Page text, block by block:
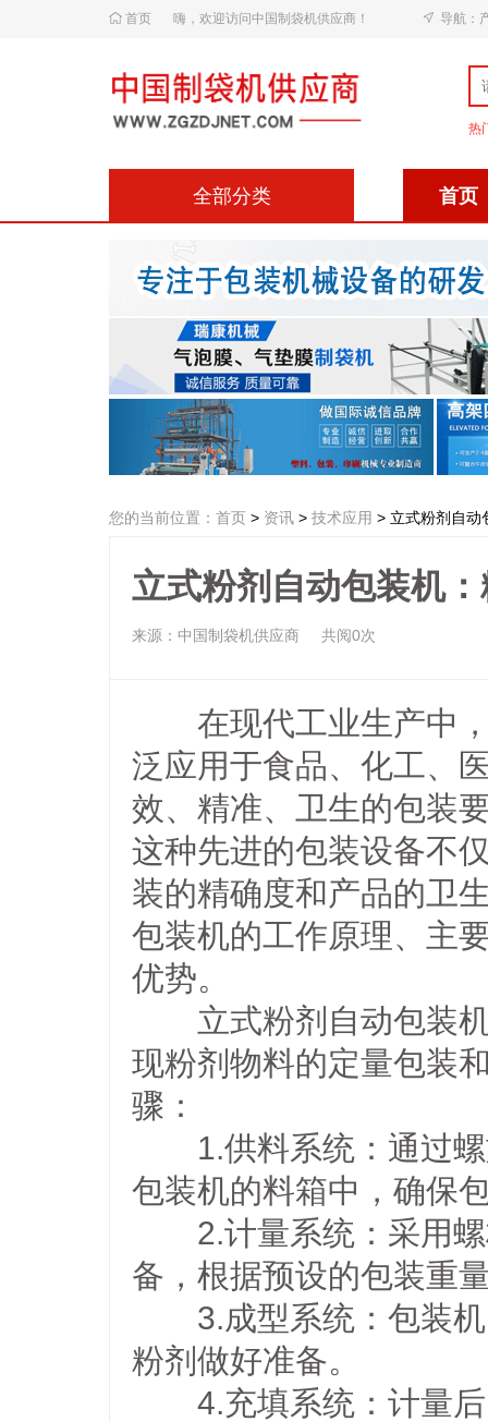
首页 嗨，欢迎访问中国制袋机供应商！ 导航：
热
全部分类 首页
您的当前位置： 首页 > 资讯 > 技术应用 > 立式粉剂自动
立式粉剂自动包装机
来源：中国制袋机供应商 共阅0次
在现代工业生产中，
泛应用于食品、化工、
效、精准、卫生的包装
这种先进的包装设备不
装的精确度和产品的卫
包装机的工作原理、主
优势。
立式粉剂自动包装机
现粉剂物料的定量包装
骤：
1.供料系统：通过螺
包装机的料箱中，确保
2.计量系统：采用螺
备，根据预设的包装重
3.成型系统：包装机
粉剂做好准备。
4.充填系统：计量后